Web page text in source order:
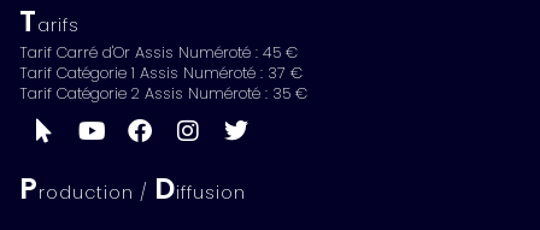
Tarifs
Tarif Carré d'Or Assis Numéroté : 45 €
Tarif Catégorie 1 Assis Numéroté : 37 €
Tarif Catégorie 2 Assis Numéroté : 35 €
Production / Diffusion